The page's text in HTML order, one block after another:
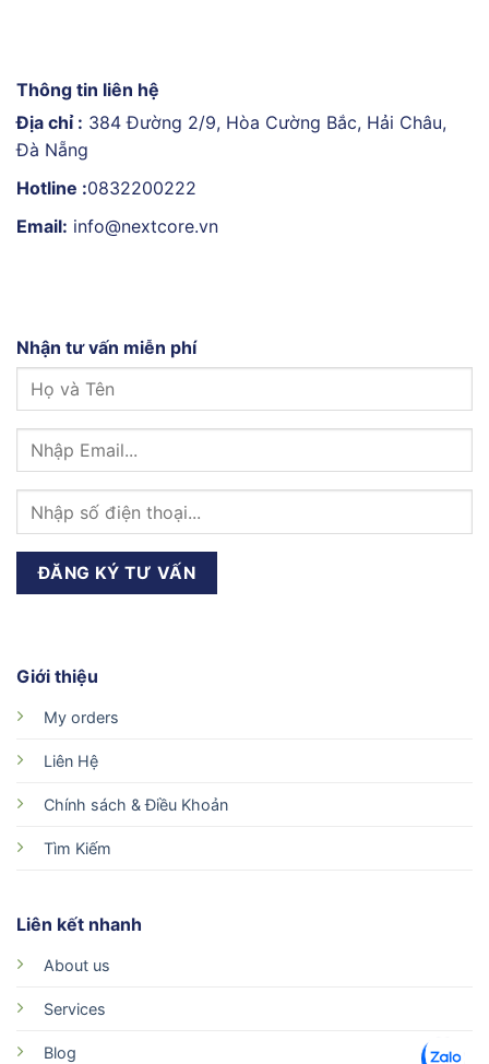
Thông tin liên hệ
Địa chỉ : 384 Đường 2/9, Hòa Cường Bắc, Hải Châu,
Đà Nẵng
Hotline :0832200222
Email: info@nextcore.vn
Giới thiệu
My orders
Liên Hệ
Chính sách & Điều Khoản
Tìm Kiếm
Liên kết nhanh
About us
Services
Blog
Nhận tư vấn miễn phí